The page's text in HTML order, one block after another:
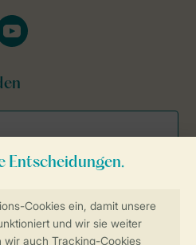
Online-Buchung